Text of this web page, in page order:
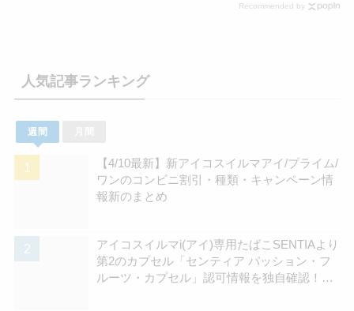
Recommended by
人気記事ランキング
週間
【4/10最新】新アイコスイルマアイ/プライム/
ワンのコンビニ割引・種類・キャンペーン情
報新のまとめ
アイコスイルマi(アイ)専用たばこSENTIAより
第2のカプセル「センティア パッション・フ
ルーツ・カプセル」認可情報を独自確認！